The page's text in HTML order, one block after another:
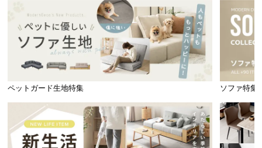
ペットガード生地特集 ソファ特集